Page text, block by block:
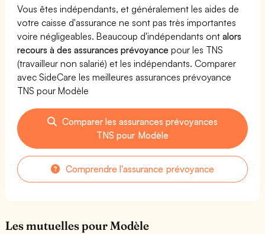
Vous êtes indépendants, et généralement les aides de
votre caisse d'assurance ne sont pas très importantes
voire négligeables. Beaucoup d'indépendants ontalors
recours à des assurances prévoyance pour les TNS
(travailleur non salarié) et les indépendants. Comparer
avec SideCare les meilleures assurances prévoyance
TNS pour Modèle
Comparer les assurances prévoyances
TNS pour Modèle
Comprendre l'assurance prévoyance
Les mutuelles pour Modèle